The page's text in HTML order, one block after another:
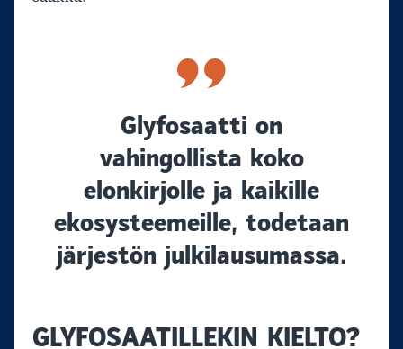
Glyfosaatti on
vahingollista koko
elonkirjolle ja kaikille
ekosysteemeille, todetaan
järjestön julkilausumassa.
GLYFOSAATILLEKIN KIELTO?